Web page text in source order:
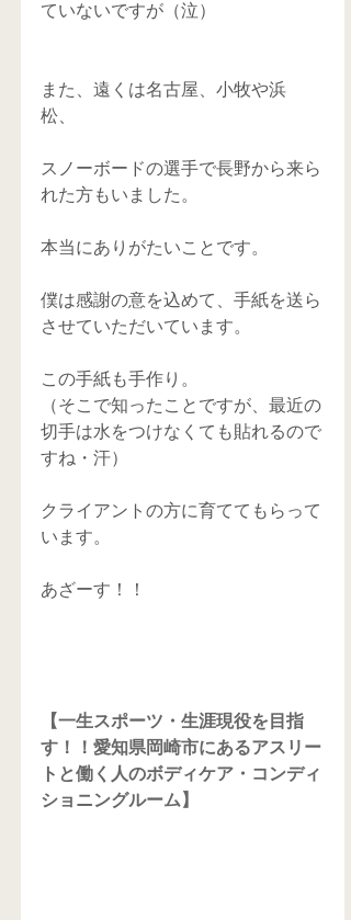
ていないですが（泣）
また、遠くは名古屋、小牧や浜
松、
スノーボードの選手で長野から来ら
れた方もいました。
本当にありがたいことです。
僕は感謝の意を込めて、手紙を送ら
させていただいています。
この手紙も手作り。
（そこで知ったことですが、最近の
切手は水をつけなくても貼れるので
すね・汗）
クライアントの方に育ててもらって
います。
あざーす！！
【一生スポーツ・生涯現役を目指
す！！愛知県岡崎市にあるアスリー
トと働く人のボディケア・コンディ
ショニングルーム】